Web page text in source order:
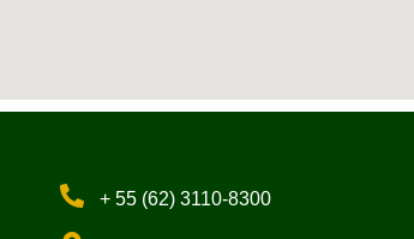
+ 55 (62) 3110-8300